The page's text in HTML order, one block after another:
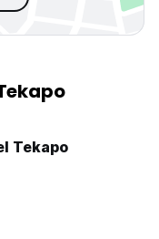
Tekapo